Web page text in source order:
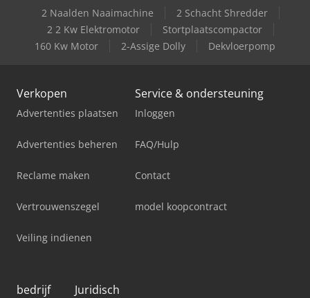
2 Naalden Naaimachine
2 Schacht Shredder
2 2 Kw Elektromotor
Stortplaatscompactor
160 Kw Motor
2-Assige Dolly Dekvloerpomp
Verkopen
Advertenties plaatsen
Advertenties beheren
Reclame maken
Vertrouwenszegel
Veiling indienen
Service & ondersteuning
Inloggen
FAQ/Hulp
Contact
model koopcontract
bedrijf Juridisch